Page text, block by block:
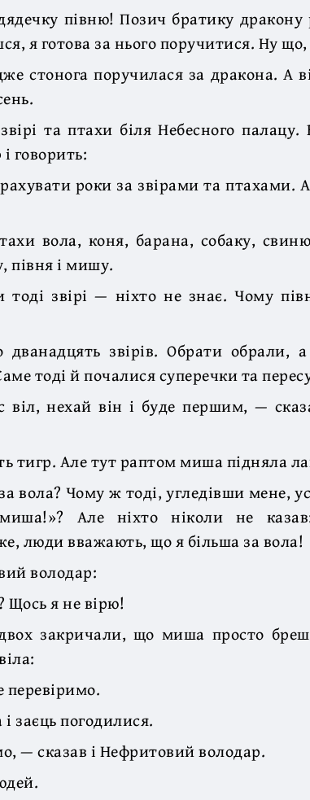
півню! Позич братику дракону
я готова за нього поручитися. Ну
стонога поручилася за дракона. А
та птахи біля Небесного
говорить:
роки за звірами та птахами.
вола, коня, барана, собаку,
півня і мишу.
звірі — ніхто не знає. Чому
дванадцять звірів. Обрати обрали,
тоді й почалися суперечки та
віл, нехай він і буде першим, —
тигр. Але тут раптом миша підняла
вола? Чому ж тоді, угледівши мене,
Але ніхто ніколи не
люди вважають, що я більша за вола!
володар:
я не вірю!
закричали, що миша просто
перевіримо.
заєць погодилися.
— сказав і Нефритовий володар.